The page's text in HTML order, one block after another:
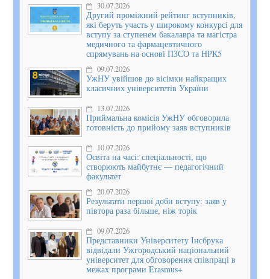
30.07.2026
Другий проміжний рейтинг вступників,
які беруть участь у широкому конкурсі для
вступу за ступенем бакалавра та магістра
медичного та фармацевтичного
спрямувань на основі ПЗСО та НРК5
09.07.2026
УжНУ увійшов до вісімки найкращих
класичних університетів України
13.07.2026
Приймальна комісія УжНУ обговорила
готовність до прийому заяв вступників
10.07.2026
Освіта на часі: спеціальності, що
створюють майбутнє — педагогічний
факультет
20.07.2026
Результати першої доби вступу: заяв у
півтора раза більше, ніж торік
09.07.2026
Представники Університету Інсбрука
відвідали Ужгородський національний
університет для обговорення співпраці в
межах програми Erasmus+